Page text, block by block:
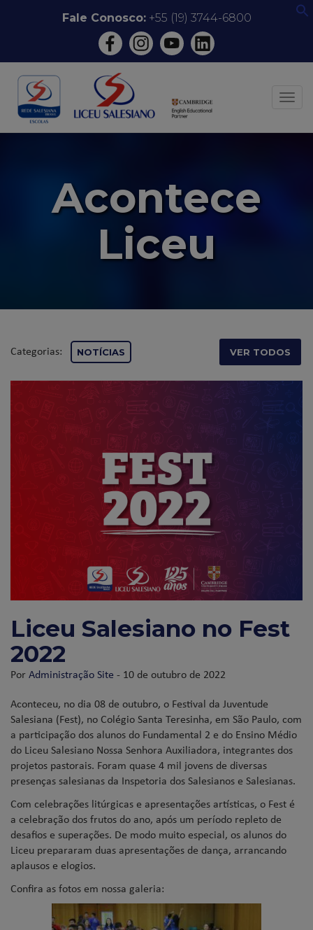
conteúdo
Fale Conosco:+55 (19) 3744-6800
Acontece
Liceu
Categorias: NOTÍCIAS VER TODOS
Liceu Salesiano no Fest
2022
PorAdministração Site - 10 de outubro de 2022
Aconteceu, no dia 08 de outubro, o Festival da Juventude
Salesiana (Fest), no Colégio Santa Teresinha, em São Paulo, com
a participação dos alunos do Fundamental 2 e do Ensino Médio
do Liceu Salesiano Nossa Senhora Auxiliadora, integrantes dos
projetos pastorais. Foram quase 4 mil jovens de diversas
presenças salesianas da Inspetoria dos Salesianos e Salesianas.
Com celebrações litúrgicas e apresentações artísticas, o Fest é
a celebração dos frutos do ano, após um período repleto de
desafios e superações. De modo muito especial, os alunos do
Liceu prepararam duas apresentações de dança, arrancando
aplausos e elogios.
Confira as fotos em nossa galeria: